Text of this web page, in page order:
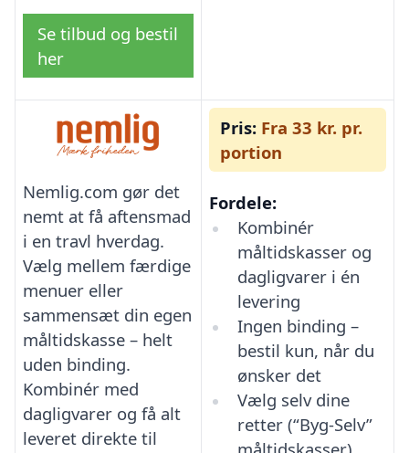
Se tilbud og bestil
her
Nemlig.com gør det
nemt at få aftensmad
i en travl hverdag.
Vælg mellem færdige
menuer eller
sammensæt din egen
måltidskasse – helt
uden binding.
Kombinér med
dagligvarer og få alt
leveret direkte til
Pris: Fra 33 kr. pr.
portion
Fordele:
Kombinér
måltidskasser og
dagligvarer i én
levering
Ingen binding –
bestil kun, når du
ønsker det
Vælg selv dine
retter (“Byg-Selv”